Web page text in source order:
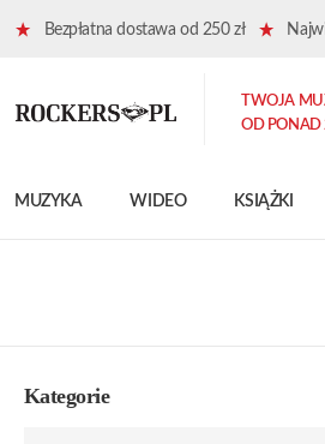
Bezpłatna dostawa od 250 zł
MUZYKA WIDEO KSIĄŻKI
TWOJA
OD PONAD
Kategorie